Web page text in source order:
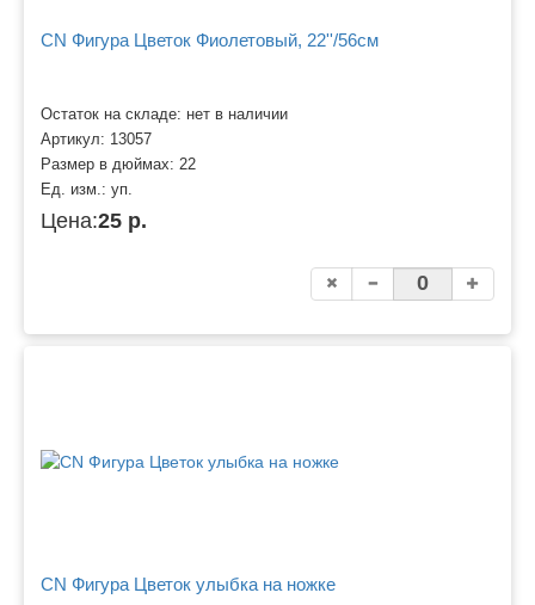
CN Фигура Цветок Фиолетовый, 22''/56см
Остаток на складе: нет в наличии
Артикул: 13057
Размер в дюймах: 22
Ед. изм.: уп.
Цена:25 р.
CN Фигура Цветок улыбка на ножке